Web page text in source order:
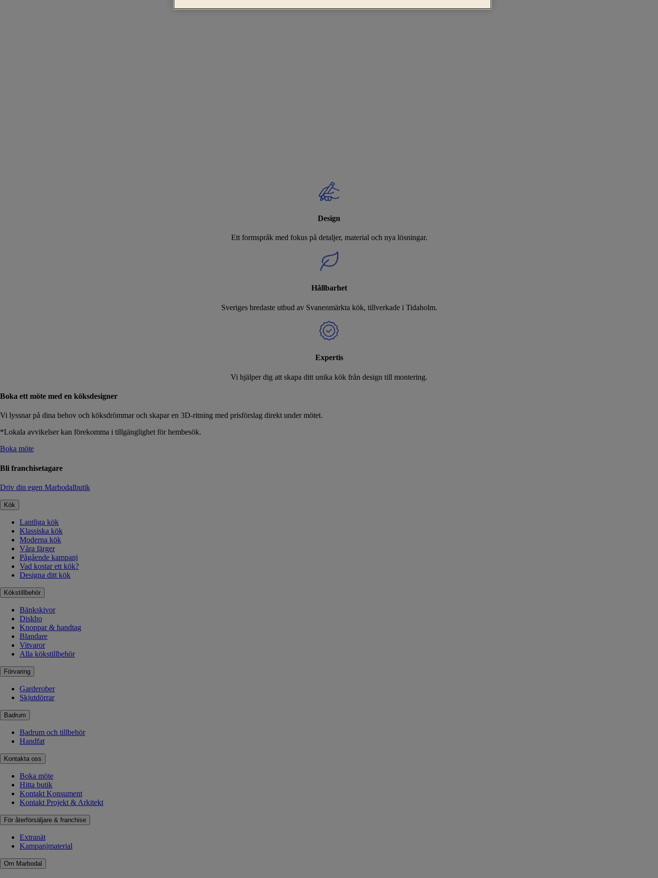
Design
Ett formspråk med fokus på detaljer, material och nya lösningar.
Hållbarhet
Sveriges bredaste utbud av Svanenmärkta kök, tillverkade i Tidaholm.
Expertis
Vi hjälper dig att skapa ditt unika kök från design till montering.
Boka ett möte med en köksdesigner
Vi lyssnar på dina behov och köksdrömmar och skapar en 3D-ritning med prisförslag direkt under mötet.
*Lokala avvikelser kan förekomma i tillgänglighet för hembesök.
Boka möte
Bli franchisetagare
Driv din egen Marbodalbutik
Kök
Lantliga kök
Klassiska kök
Moderna kök
Våra färger
Pågående kampanj
Vad kostar ett kök?
Designa ditt kök
Kökstillbehör
Bänkskivor
Diskho
Knoppar & handtag
Blandare
Vitvaror
Alla kökstillbehör
Förvaring
Garderober
Skjutdörrar
Badrum
Badrum och tillbehör
Handfat
Kontakta oss
Boka möte
Hitta butik
Kontakt Konsument
Kontakt Projekt & Arkitekt
För återförsäljare & franchise
Extranät
Kampanjmaterial
Om Marbodal